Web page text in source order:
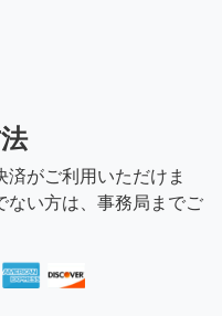
がご利用いただけま
ない方は、事務局までご